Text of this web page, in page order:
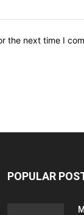
the next time I
POPULAR